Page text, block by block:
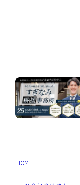
HOME